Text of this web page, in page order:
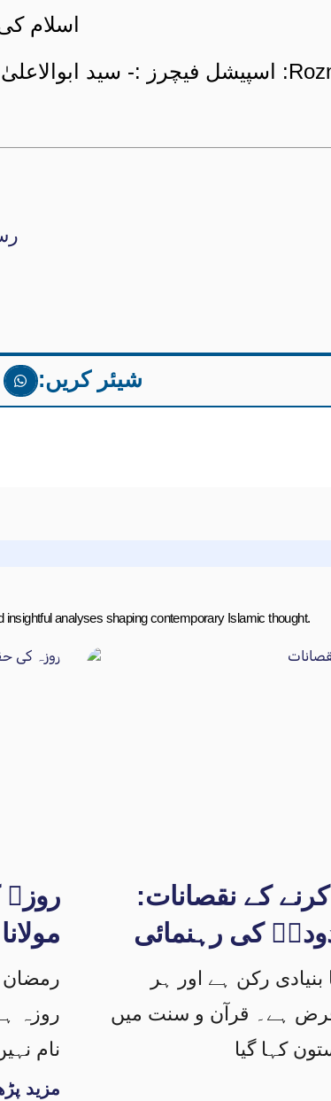
اسلام
:شیئر کریں
insightful analyses shaping contemporary Islamic thought.
روزہ
نام
مزید
کے نقصانات:
کی رہنمائی
بنیادی رکن ہے اور ہر
ہے۔ قرآن و سنت میں
کہا گیا